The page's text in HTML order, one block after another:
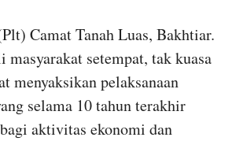
Camat Tanah Luas, Bakhtiar.
masyarakat setempat, tak kuasa
menyaksikan pelaksanaan
selama 10 tahun terakhir
aktivitas ekonomi dan